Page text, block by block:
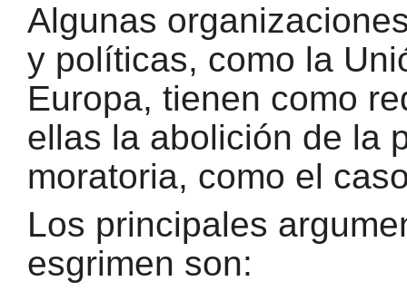
Algunas
y políticas, como la
Europa, tienen como
ellas la abolición de la
moratoria, como el
Los principales
esgrimen son: